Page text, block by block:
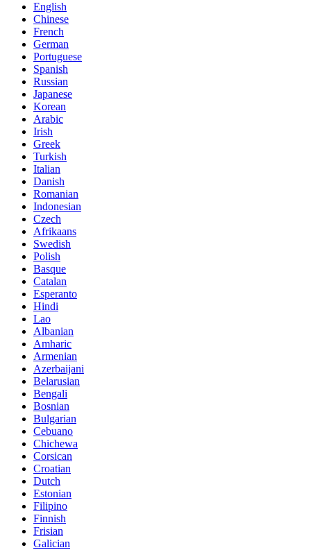
English
Chinese
French
German
Portuguese
Spanish
Russian
Japanese
Korean
Arabic
Irish
Greek
Turkish
Italian
Danish
Romanian
Indonesian
Czech
Afrikaans
Swedish
Polish
Basque
Catalan
Esperanto
Hindi
Lao
Albanian
Amharic
Armenian
Azerbaijani
Belarusian
Bengali
Bosnian
Bulgarian
Cebuano
Chichewa
Corsican
Croatian
Dutch
Estonian
Filipino
Finnish
Frisian
Galician